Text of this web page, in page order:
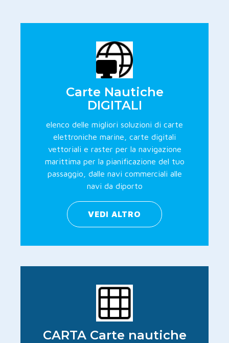
Carte Nautiche
DIGITALI
elenco delle migliori soluzioni di carte
elettroniche marine, carte digitali
vettoriali e raster per la navigazione
marittima per la pianificazione del tuo
passaggio, dalle navi commerciali alle
navi da diporto
VEDI ALTRO
CARTA Carte nautiche